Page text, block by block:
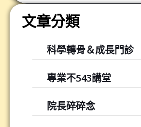
文章分類
科學轉骨＆成長門診
專業不543講堂
院長碎碎念